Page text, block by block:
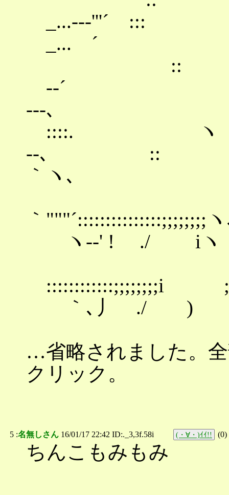
_...-
_... ´
::
-‐´ ヽ
-‐-､
::::. ヽ !......:-
-‐､ :: ｀
｀ヽ､
｀
ヽ-‐' ! ./ iヽ
｀､丿 ./ )
…省略されました。
クリック。
5 :名無しさん 16/01/17 22:42 ID:._3,3f.58i (・∀・)ｲｲ!! (0)
ちんこもみもみ